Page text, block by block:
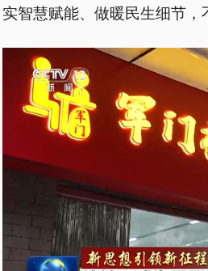
实智慧赋能、做暖民生细节，